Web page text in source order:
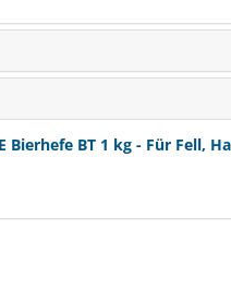
Bierhefe BT 1 kg - Für Fell,